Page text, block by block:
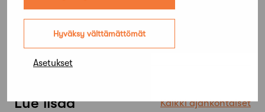
Hyväksy välttämättömät
Asetukset
Lue lisää Kaikki ajankohtaiset